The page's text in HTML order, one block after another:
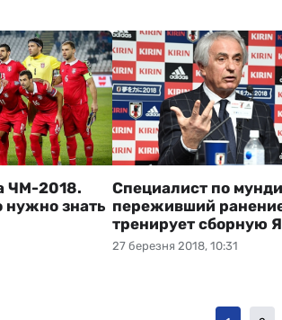
ЧМ-2018.
нужно знать
27 березня 2018, 10:31
Специалист по
переживший
тренирует сборную